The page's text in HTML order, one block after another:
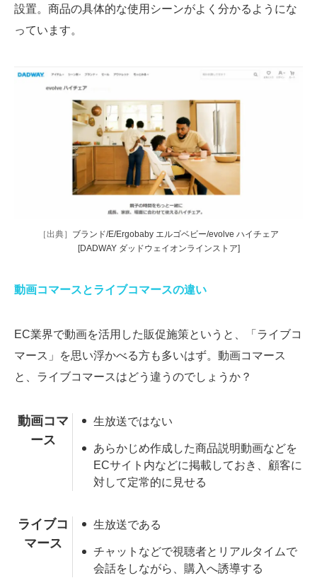
設置。商品の具体的な使用シーンがよく分かるようにな
っています。
［出典］ ブランド/E/Ergobaby エルゴベビー/evolve ハイチェア
[DADWAY ダッドウェイオンラインストア]
動画コマースとライブコマースの違い
EC業界で動画を活用した販促施策というと、「ライブコ
マース」を思い浮かべる方も多いはず。動画コマース
と、ライブコマースはどう違うのでしょうか？
動画コマ
ース
生放送ではない
あらかじめ作成した商品説明動画などを
ECサイト内などに掲載しておき、顧客に
対して定常的に見せる
ライブコ
マース
生放送である
チャットなどで視聴者とリアルタイムで
会話をしながら、購入へ誘導する